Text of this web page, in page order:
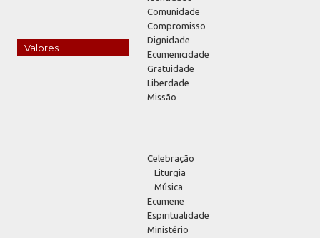
Valores
Comunidade
Compromisso
Dignidade
Ecumenicidade
Gratuidade
Liberdade
Missão
Celebração
Liturgia
Música
Ecumene
Espiritualidade
Ministério